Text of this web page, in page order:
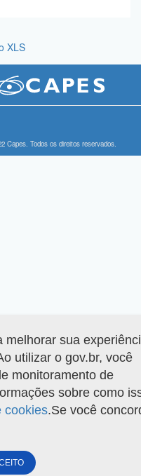
XLS
Capes. Todos os direitos reservados.
melhorar sua
utilizar o gov.br, você
monitoramento de
sobre como
cookies.Se você